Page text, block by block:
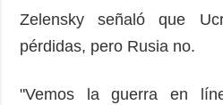
Zelensky señaló que
pérdidas, pero Rusia no.
"Vemos la guerra en